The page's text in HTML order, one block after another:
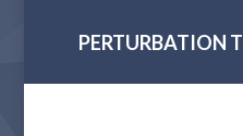
PERTURBATION